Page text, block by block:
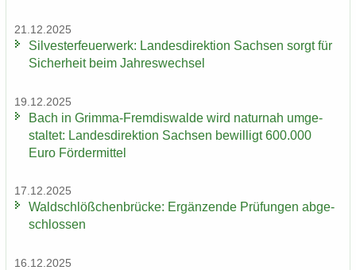
21.12.2025
Sil­ves­ter­feu­er­werk: Lan­des­di­rek­ti­on Sach­sen sorgt für
Si­cher­heit beim Jah­res­wech­sel
19.12.2025
Bach in Grimma-​Fremdiswalde wird na­tur­nah um­ge­
stal­tet: Lan­des­di­rek­ti­on Sach­sen be­wil­ligt 600.000
Euro För­der­mit­tel
17.12.2025
Wald­schlöß­chen­brü­cke: Er­gän­zen­de Prü­fun­gen ab­ge­
schlos­sen
16.12.2025